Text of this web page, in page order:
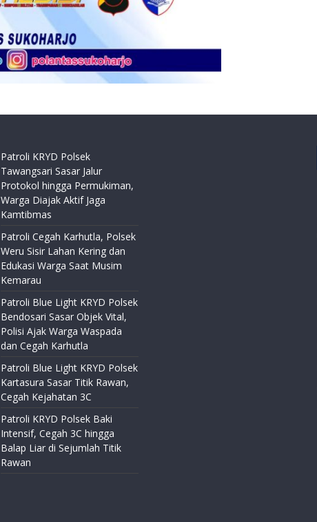
Patroli KRYD Polsek
Tawangsari Sasar Jalur
Protokol hingga Permukiman,
Warga Diajak Aktif Jaga
Kamtibmas
Patroli Cegah Karhutla, Polsek
Weru Sisir Lahan Kering dan
Edukasi Warga Saat Musim
Kemarau
Patroli Blue Light KRYD Polsek
Bendosari Sasar Objek Vital,
Polisi Ajak Warga Waspada
dan Cegah Karhutla
Patroli Blue Light KRYD Polsek
Kartasura Sasar Titik Rawan,
Cegah Kejahatan 3C
Patroli KRYD Polsek Baki
Intensif, Cegah 3C hingga
Balap Liar di Sejumlah Titik
Rawan